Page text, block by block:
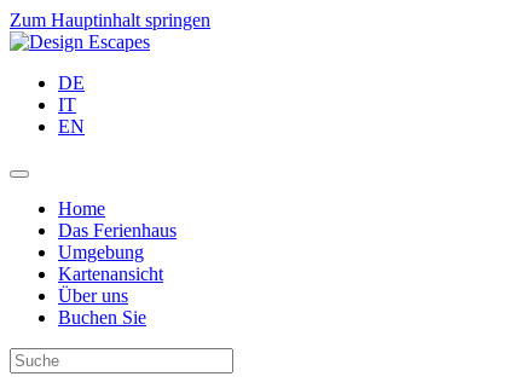
Zum Hauptinhalt springen
DE
IT
EN
Home
Das Ferienhaus
Umgebung
Kartenansicht
Über uns
Buchen Sie